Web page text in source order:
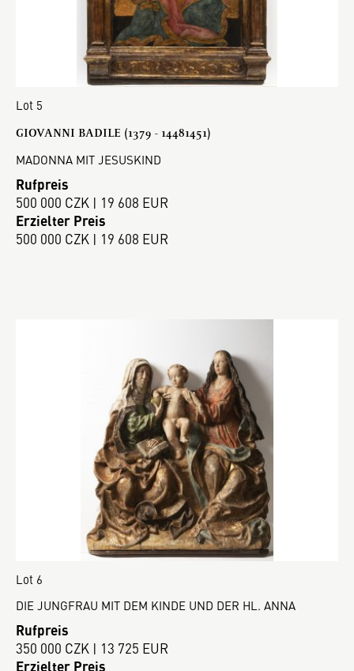
Lot 5
GIOVANNI BADILE (1379 - 14481451)
MADONNA MIT JESUSKIND
Rufpreis
500 000 CZK | 19 608 EUR
Erzielter Preis
500 000 CZK | 19 608 EUR
Lot 6
DIE JUNGFRAU MIT DEM KINDE UND DER HL. ANNA
Rufpreis
350 000 CZK | 13 725 EUR
Erzielter Preis